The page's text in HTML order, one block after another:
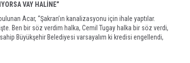
VAY HALİNE”
Acar, “Şakran’ın kanalizasyonu için ihale yaptılar.
Ben bir söz verdim halka, Cemil Tugay halka bir söz verdi,
Büyükşehir Belediyesi varsayalım ki kredisi engellendi,